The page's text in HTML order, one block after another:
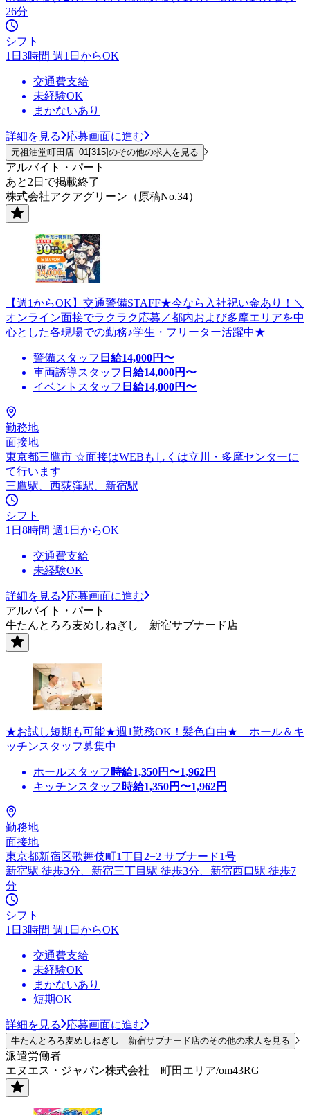
26分
シフト
1日3時間 週1日からOK
交通費支給
未経験OK
まかないあり
詳細を見る 応募画面に進む
元祖油堂町田店_01[315]のその他の求人を見る
アルバイト・パート
あと2日で掲載終了
株式会社アクアグリーン（原稿No.34）
【週1からOK】交通警備STAFF★今なら入社祝い金あり！＼
オンライン面接でラクラク応募／都内および多摩エリアを中
心とした各現場での勤務♪学生・フリーター活躍中★
警備スタッフ 日給14,000円〜
車両誘導スタッフ 日給14,000円〜
イベントスタッフ 日給14,000円〜
勤務地
面接地
東京都三鷹市 ☆面接はWEBもしくは立川・多摩センターに
て行います
三鷹駅、西荻窪駅、新宿駅
シフト
1日8時間 週1日からOK
交通費支給
未経験OK
詳細を見る
応募画面に進む
アルバイト・パート
牛たんとろろ麦めしねぎし 新宿サブナード店
★お試し短期も可能★週1勤務OK！髪色自由★ ホール＆キ
ッチンスタッフ募集中
ホールスタッフ 時給1,350円〜1,962円
キッチンスタッフ 時給1,350円〜1,962円
勤務地
面接地
東京都新宿区歌舞伎町1丁目2−2 サブナード1号
新宿駅 徒歩3分、新宿三丁目駅 徒歩3分、新宿西口駅 徒歩7
分
シフト
1日3時間 週1日からOK
交通費支給
未経験OK
まかないあり
短期OK
詳細を見る 応募画面に進む
牛たんとろろ麦めしねぎし 新宿サブナード店のその他の求人を見る
派遣労働者
エヌエス・ジャパン株式会社 町田エリア/om43RG